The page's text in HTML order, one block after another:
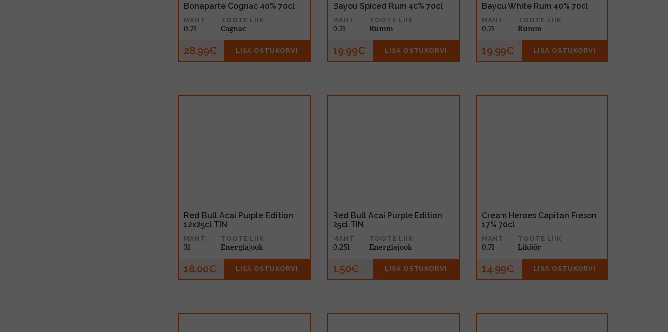
Bonaparte Cognac 40% 70cl
MAHT
0.7l
TOOTE LIIK
Cognac
28.99€ LISA OSTUKORVI
Bayou Spiced Rum 40% 70cl
MAHT
0.7l
TOOTE LIIK
Rumm
19.99€ LISA OSTUKORVI
Bayou White Rum 40% 70cl
MAHT
0.7l
TOOTE LIIK
Rumm
19.99€ LISA OSTUKORVI
Red Bull Acai Purple Edition
12x25cl TIN
MAHT
3l
TOOTE LIIK
Energiajook
18.00€ LISA OSTUKORVI
Red Bull Acai Purple Edition
25cl TIN
MAHT
0.25l
TOOTE LIIK
Energiajook
1.50€ LISA OSTUKORVI
Cream Heroes Capitan Freson
17% 70cl
MAHT
0.7l
TOOTE LIIK
Liköör
14.99€ LISA OSTUKORVI